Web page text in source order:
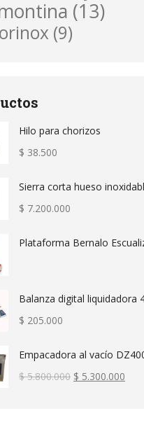
(13)
(9)
Hilo para chorizos
$ 38.500
Sierra corta hueso
$ 7.200.000
Plataforma Bernalo
Balanza digital liquidadora
$ 205.000
Empacadora al vacío
$5.800.000 El
$ 5.300.000